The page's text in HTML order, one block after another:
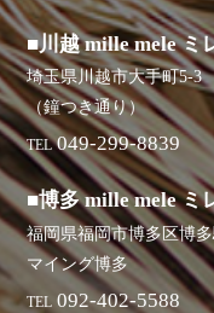
■川越 mille mele ミ
埼玉県川越市大手町5-3
（鐘つき通り）
TEL 049-299-8839
■博多 mille mele ミ
福岡県福岡市博多区博
マイング博多
TEL 092-402-5588